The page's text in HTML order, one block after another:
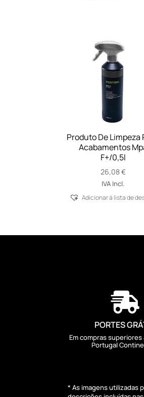
Produto De Limpeza
Acabamentos
F+/0,5l
26,08€
IVA Incl.
Adicionar á lista de

PORTES
Em compras superiores
Portugal
* As imagens utilizadas